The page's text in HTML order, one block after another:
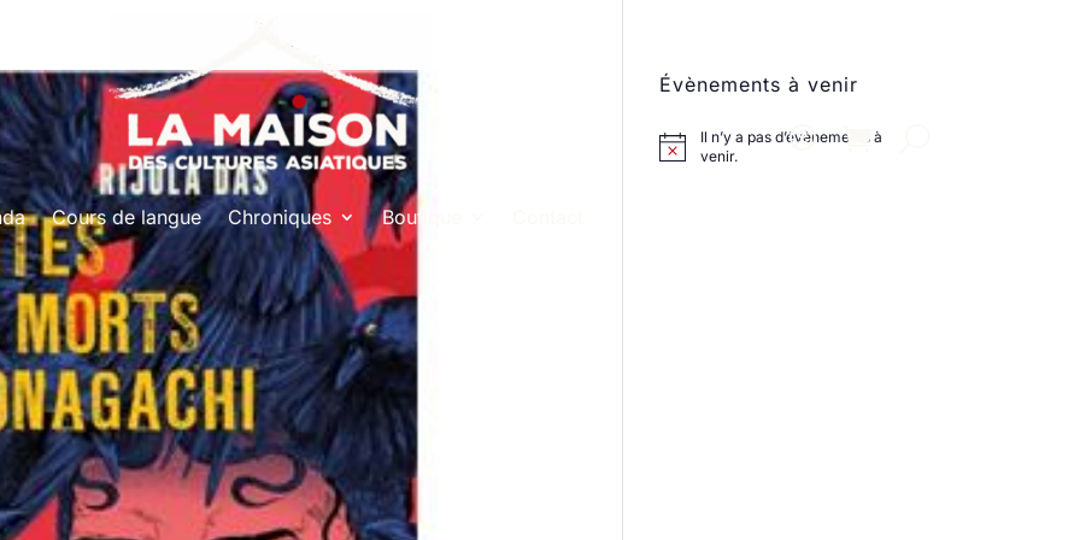
Cours de langue Chroniques Boutique
Évènements à venir
Il n’y a pas d’évènements à
venir.